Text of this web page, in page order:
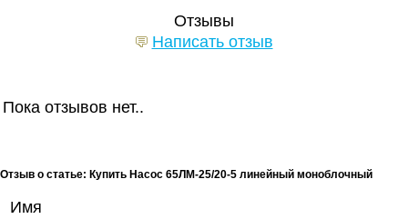
Отзывы
Написать отзыв
Пока отзывов нет..
Отзыв о статье: Купить Насос 65ЛМ-25/20-5 линейный моноблочный
Имя